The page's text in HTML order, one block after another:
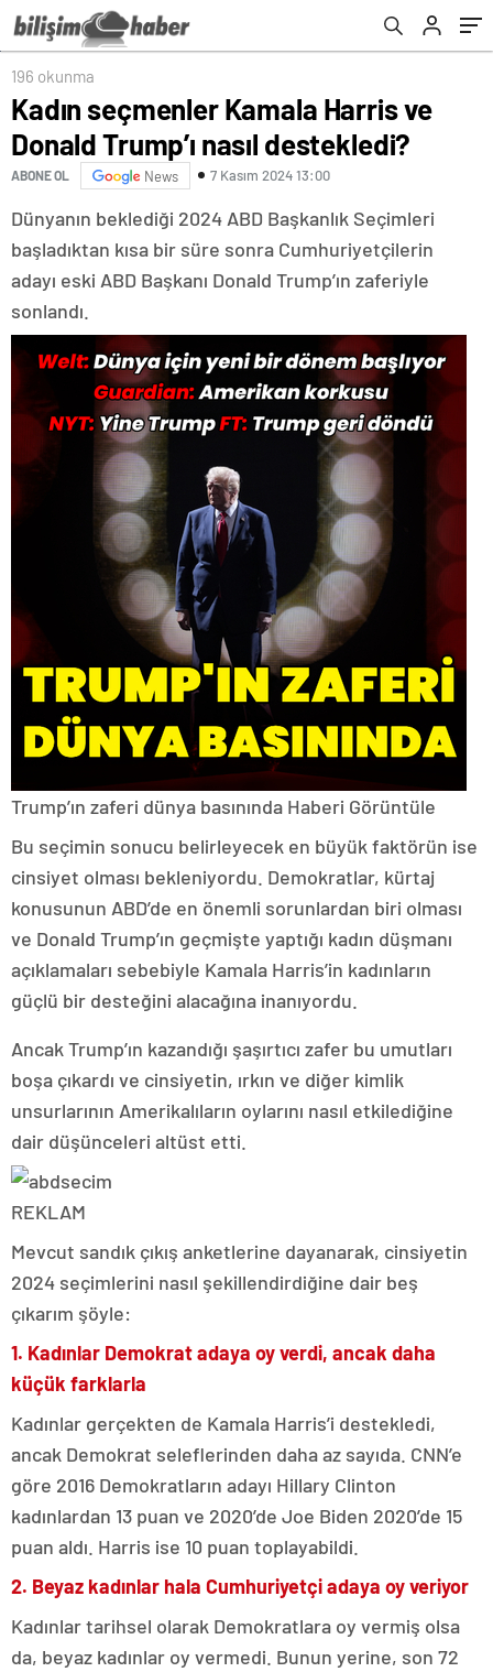
196 okunma
Kadın seçmenler Kamala Harris ve
Donald Trump’ı nasıl destekledi?
ABONE OL News 7 Kasım 2024 13:00
Dünyanın beklediği 2024 ABD Başkanlık Seçimleri
başladıktan kısa bir süre sonra Cumhuriyetçilerin
adayı eski ABD Başkanı Donald Trump’ın zaferiyle
sonlandı.
Trump’ın zaferi dünya basınında Haberi Görüntüle
Bu seçimin sonucu belirleyecek en büyük faktörün ise
cinsiyet olması bekleniyordu. Demokratlar, kürtaj
konusunun ABD’de en önemli sorunlardan biri olması
ve Donald Trump’ın geçmişte yaptığı kadın düşmanı
açıklamaları sebebiyle Kamala Harris’in kadınların
güçlü bir desteğini alacağına inanıyordu.
Ancak Trump’ın kazandığı şaşırtıcı zafer bu umutları
boşa çıkardı ve cinsiyetin, ırkın ve diğer kimlik
unsurlarının Amerikalıların oylarını nasıl etkilediğine
dair düşünceleri altüst etti.
REKLAM
Mevcut sandık çıkış anketlerine dayanarak, cinsiyetin
2024 seçimlerini nasıl şekillendirdiğine dair beş
çıkarım şöyle:
1. Kadınlar Demokrat adaya oy verdi, ancak daha
küçük farklarla
Kadınlar gerçekten de Kamala Harris’i destekledi,
ancak Demokrat seleflerinden daha az sayıda. CNN’e
göre 2016 Demokratların adayı Hillary Clinton
kadınlardan 13 puan ve 2020’de Joe Biden 2020’de 15
puan aldı. Harris ise 10 puan toplayabildi.
2. Beyaz kadınlar hala Cumhuriyetçi adaya oy veriyor
Kadınlar tarihsel olarak Demokratlara oy vermiş olsa
da, beyaz kadınlar oy vermedi. Bunun yerine, son 72